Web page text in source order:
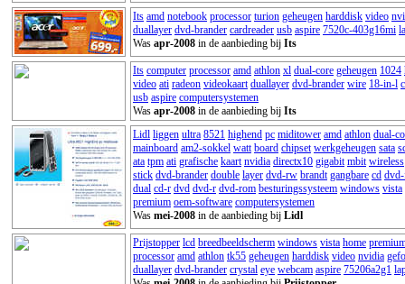
Its amd notebook processor turion geheugen harddisk video
duallayer dvd-brander cardreader usb aspire 7520c-403g16mi
Was apr-2008 in de aanbieding bij Its
Its computer processor amd athlon xl dual-core geheugen 1024
video ati radeon videokaart duallayer dvd-brander wire 18-in-l
usb aspire computersystemen
Was apr-2008 in de aanbieding bij Its
Lidl liggen ultra 8521 highend pc miditower amd athlon dual-
mainboard am2-sokkel watt board chipset werkgeheugen sata
ata tpm ati grafische kaart nvidia directx10 gigabit mbit wireless
stick dvd-brander double layer dvd-rw brandt gangbare cd
dual cd-r dvd dvd-r dvd-rom besturingssysteem windows vista
premium oem-software computersystemen
Was mei-2008 in de aanbieding bij Lidl
Prijstopper lcd breedbeeldscherm windows vista home
processor amd athlon tk55 geheugen harddisk video nvidia
duallayer dvd-brander crystal eye webcam aspire 75206a2g1